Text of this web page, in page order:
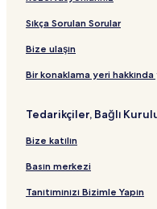
B
a
ğ
a
ı
ığ
l
a
t
l
a
n
ı
t
ı
ğ
l
a
t
Sıkça Sorulan Sorular
Bize ulaşın
Bir konaklama yeri hakkında
Tedarikçiler, Bağlı
Bize katılın
Basın merkezi
Tanıtımınızı Bizimle Yapın